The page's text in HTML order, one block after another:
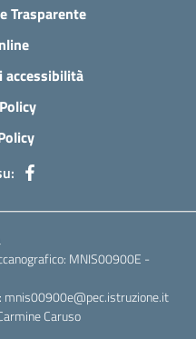
Trasparente
accessibilità
MNIS00900E -
Caruso